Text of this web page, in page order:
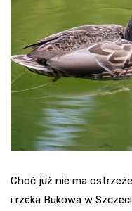
Choć już nie ma
i rzeka Bukowa w